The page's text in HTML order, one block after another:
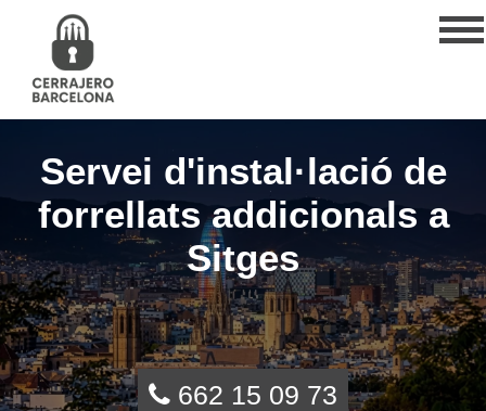
Servei d'instal·lació de
forrellats addicionals a
Sitges
662 15 09 73